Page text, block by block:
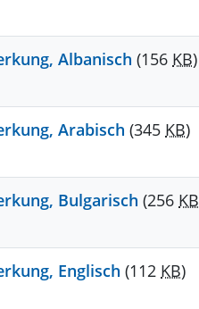
Albanisch (156 KB)
Arabisch (345 KB)
Bulgarisch (256 KB
Englisch (112 KB)